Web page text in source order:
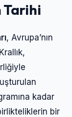
Tarihi
, Avrupa’nın
kadar
bir